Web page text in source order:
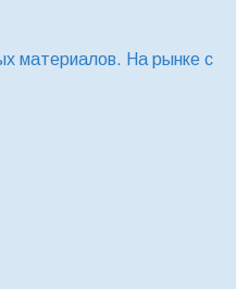
материалов. На рынке с